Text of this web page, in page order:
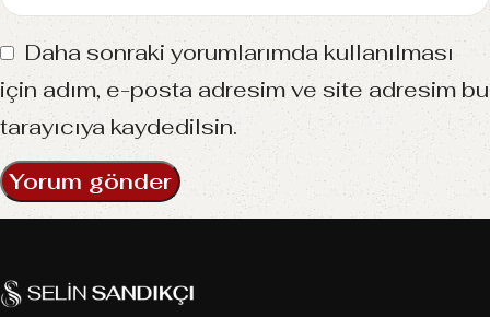
Daha sonraki yorumlarımda kullanılması
için adım, e-posta adresim ve site adresim bu
tarayıcıya kaydedilsin.